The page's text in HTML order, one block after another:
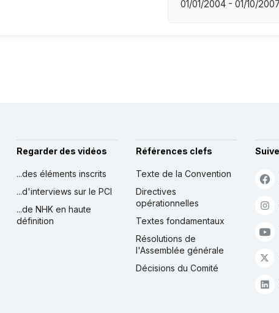
01/01/2004 - 01/10/2007
Regarder des vidéos
...des éléments inscrits
...d'interviews sur le PCI
...de NHK en haute
définition
Références clefs
Texte de la Convention
Directives
opérationnelles
Textes fondamentaux
Résolutions de
l'Assemblée générale
Décisions du Comité